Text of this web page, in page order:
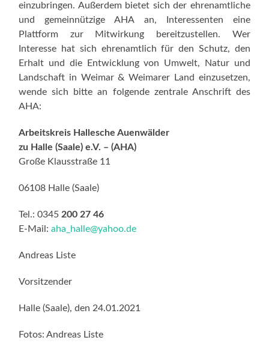
einzubringen. Außerdem bietet sich der ehrenamtliche
und gemeinnützige AHA an, Interessenten eine
Plattform zur Mitwirkung bereitzustellen. Wer
Interesse hat sich ehrenamtlich für den Schutz, den
Erhalt und die Entwicklung von Umwelt, Natur und
Landschaft in Weimar & Weimarer Land einzusetzen,
wende sich bitte an folgende zentrale Anschrift des
AHA:
Arbeitskreis Hallesche Auenwälder
zu Halle (Saale) e.V. – (AHA)
Große Klausstraße 11
06108 Halle (Saale)
Tel.: 0345 200 27 46
E-Mail:aha_halle@yahoo.de
Andreas Liste
Vorsitzender
Halle (Saale), den 24.01.2021
Fotos: Andreas Liste